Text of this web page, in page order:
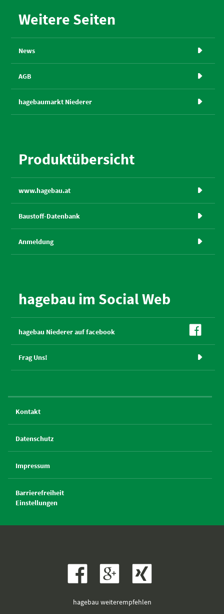
Weitere Seiten
News 
AGB 
hagebaumarkt Niederer 
Produktübersicht
www.hagebau.at 
Baustoff-Datenbank 
Anmeldung 
hagebau im Social Web
hagebau Niederer auf facebook 
Frag Uns! 
Kontakt
Datenschutz
Impressum
Barrierefreiheit
Einstellungen
hagebau weiterempfehlen